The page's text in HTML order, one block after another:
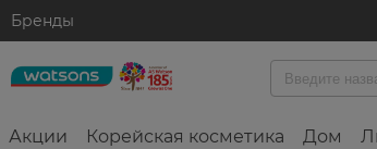
Бренды
Акции Корейская косметика Дом